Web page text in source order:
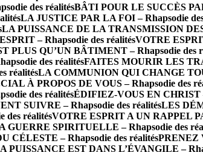
des réalitésBÂTI POUR LE SUCCÈS
LA JUSTICE PAR LA FOI – Rhapsodie
LA PUISSANCE DE LA TRANSMISSION DES
– Rhapsodie des réalitésVOTRE
PLUS QU’UN BÂTIMENT – Rhapsodie des
des réalitésFAITES MOURIR LES
réalitésLA COMMUNION QUI CHANGE
À PROPOS DE VOUS – Rhapsodie des
des réalitésÉDIFIEZ-VOUS EN CHRIST
SUIVRE – Rhapsodie des réalitésLES
réalitésVOTRE ESPRIT A UN RAPPEL
SPIRITUELLE – Rhapsodie des
CÉLESTE – Rhapsodie des réalitésPRENEZ
PUISSANCE EST DANS L’ÉVANGILE –